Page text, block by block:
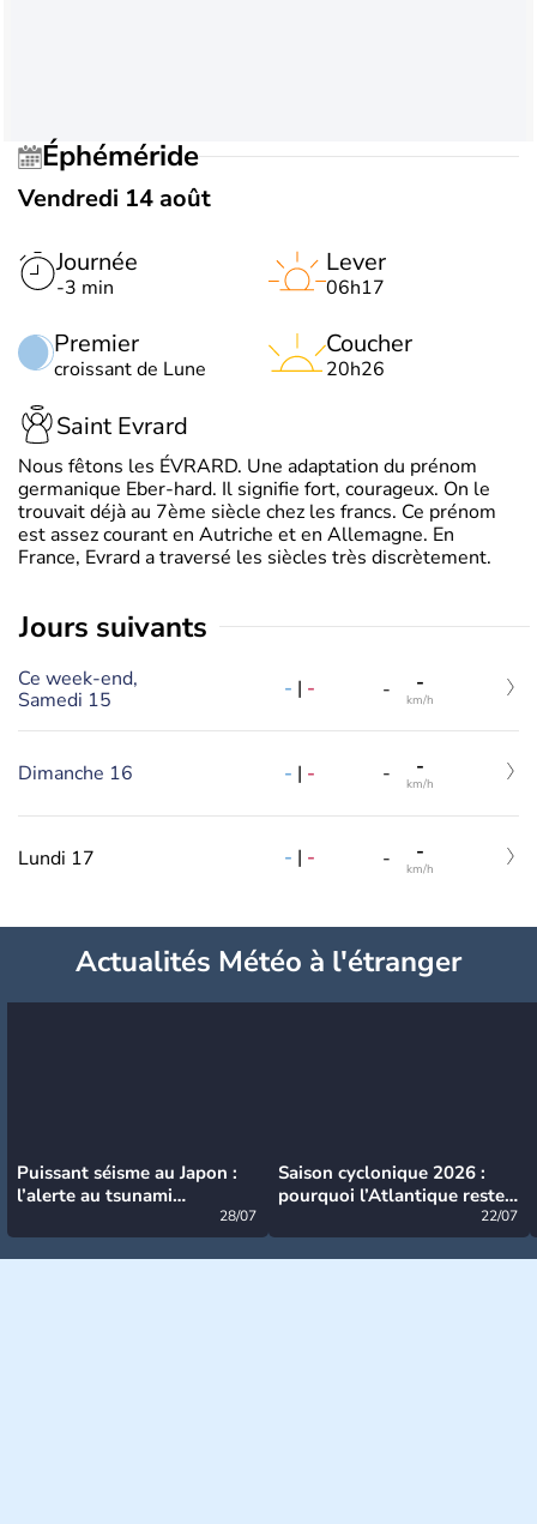
Éphéméride
Vendredi 14 août
Journée
-3 min
Premier
croissant de Lune
Lever
06h17
Coucher
20h26
Saint Evrard
Nous fêtons les ÉVRARD. Une adaptation du prénom
germanique Eber-hard. Il signifie fort, courageux. On le
trouvait déjà au 7ème siècle chez les francs. Ce prénom
est assez courant en Autriche et en Allemagne. En
France, Evrard a traversé les siècles très discrètement.
jours suivants
Ce week-end,
Samedi 15
- | - - -
km/h
Dimanche 16 - | - - -
km/h
Lundi 17 - | - - -
km/h
Actualités Météo à l'étranger
Puissant séisme au Japon :
l’alerte au tsunami
28/07
Saison cyclonique 2026 :
pourquoi l’Atlantique reste
22/07